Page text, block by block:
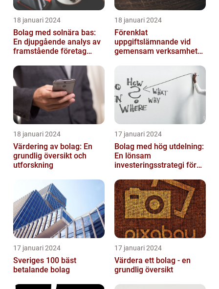
18 januari 2024
Bolag med solnära bas:
En djupgående analys av
framstående företag
18 januari 2024
Förenklat
uppgiftslämnande vid
gemensam verksamhet
18 januari 2024
Värdering av bolag: En
grundlig översikt och
utforskning
17 januari 2024
Bolag med hög utdelning:
En lönsam
investeringsstrategi för
17 januari 2024
Sveriges 100 bäst
betalande bolag
17 januari 2024
Värdera ett bolag - en
grundlig översikt